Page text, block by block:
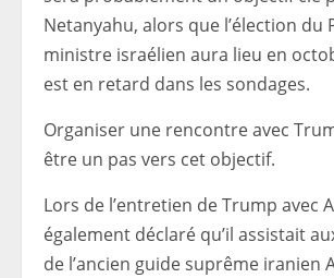
Netanyahu, alors que l’élection du
ministre israélien aura lieu en
est en retard dans les sondages.
Organiser une rencontre avec
être un pas vers cet objectif.
Lors de l’entretien de Trump avec
également déclaré qu’il assistait
de l’ancien guide suprême iranien